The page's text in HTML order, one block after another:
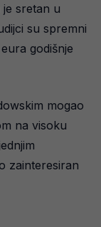
je sretan u
su spremni
godišnje
mogao
na visoku
zainteresiran